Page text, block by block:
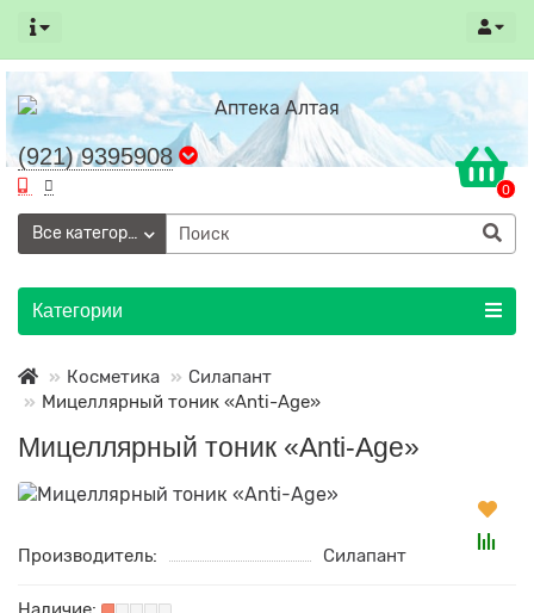
(921) 9395908
0
Все категории
Категории
Косметика
Силапант
Мицеллярный тоник «Anti-Age»
Мицеллярный тоник «Anti-Age»
Производитель: Силапант